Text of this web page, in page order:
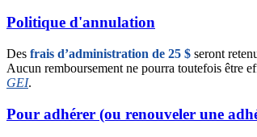
Politique d'annulation
Des frais d’administration de 25 $ seront
Aucun remboursement ne pourra toutefois être
GEI.
Pour adhérer (ou renouveler une